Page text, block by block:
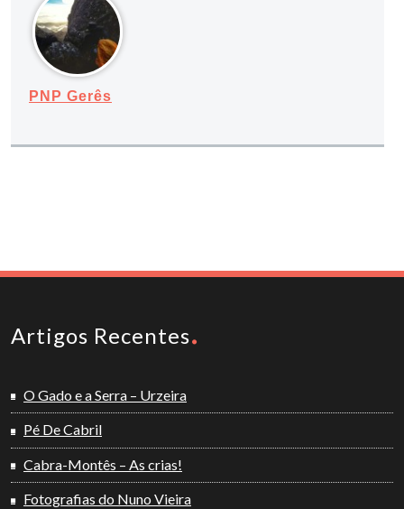
PNP Gerês
Artigos Recentes
O Gado e a Serra – Urzeira
Pé De Cabril
Cabra-Montês – As crias!
Fotografias do Nuno Vieira